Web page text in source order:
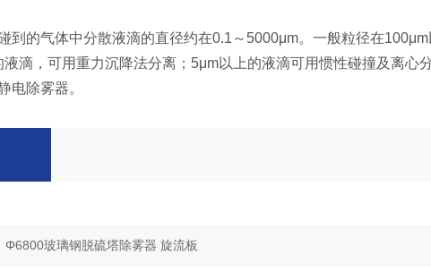
到的气体中分散液滴的直径约在0.1～5000μm。一般粒径在
滴，可用重力沉降法分离；5μm以上的液滴可用惯性碰撞及离心
电除雾器。